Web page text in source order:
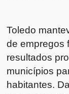
Toledo
de empregos
resultados
municípios
habitantes.